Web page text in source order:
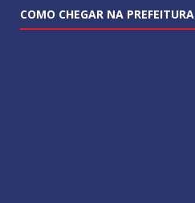
COMO CHEGAR NA PREFEITURA